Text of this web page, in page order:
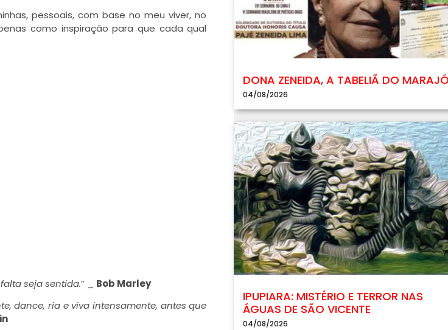
pessoais, com base no meu viver, no
como inspiração para que cada qual
seja sentida.” _ Bob Marley
dance, ria e viva intensamente, antes que
DONA ZENEIDA, A TABELIÃ DO
04/08/2026
IPUPIARA: MISTÉRIO E TERROR NAS
ÁGUAS DE SÃO VICENTE
04/08/2026